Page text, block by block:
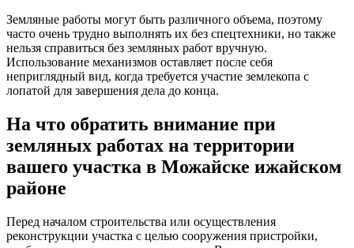
Земляные работы могут быть различного объема, поэтому
часто очень трудно выполнять их без спецтехники, но также
нельзя справиться без земляных работ вручную.
Использование механизмов оставляет после себя
неприглядный вид, когда требуется участие землекопа с
лопатой для завершения дела до конца.
На что обратить внимание при
земляных работах на территории
вашего участка в Можайске ижайском
районе
Перед началом строительства или осуществления
реконструкции участка с целью сооружения пристройки,